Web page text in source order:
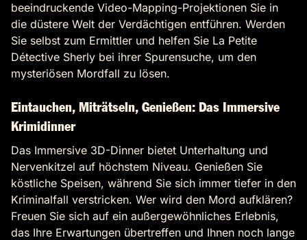
beeindruckende Video-Mapping-Projektionen Sie in
die düstere Welt der Verdächtigen entführen. Werden
Sie selbst zum Ermittler und helfen Sie La Petite
Détective Sherly bei ihrer Spurensuche, um den
mysteriösen Mordfall zu lösen.
Eintauchen, Miträtseln, Genießen: Das Immersive
Krimidinner
Das Immersive 3D-Dinner bietet Unterhaltung und
Nervenkitzel auf höchstem Niveau. Genießen Sie
köstliche Speisen, während Sie sich immer tiefer in den
Kriminalfall verstricken. Wer wird den Mord aufklären?
Freuen Sie sich auf ein außergewöhnliches Erlebnis,
das Ihre Erwartungen übertreffen und Ihnen noch lange